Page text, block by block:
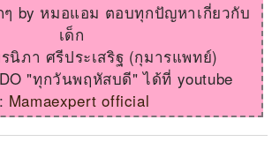
ๆ by หมอแอม ตอบทุกปัญหาเกี่ยวกับ
เด็ก
นิภา ศรีประเสริฐ (กุมารแพทย์)
"ทุกวันพฤหัสบดี" ได้ที่ youtube
: Mamaexpert official